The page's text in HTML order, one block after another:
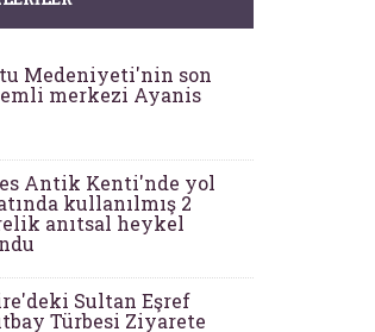
Medeniyeti'nin son
merkezi Ayanis
Antik Kenti'nde yol
kullanılmış 2
anıtsal heykel
Sultan Eşref
Türbesi Ziyarete